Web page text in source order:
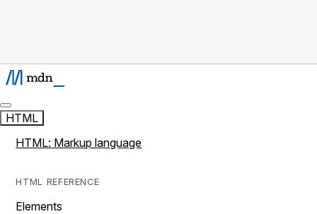
HTML
HTML: Markup language
HTML REFERENCE
Elements